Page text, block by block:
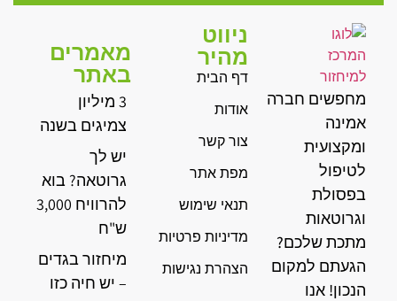
מחפשים חברה
אמינה
ומקצועית
לטיפול
בפסולת
וגרוטאות
מתכת שלכם?
הגעתם למקום
הנכון! אנו
ניווט
מהיר
דף הבית
אודות
צור קשר
מפת אתר
תנאי שימוש
מדיניות פרטיות
הצהרת נגישות
מאמרים
באתר
3 מיליון
צמיגים בשנה
יש לך
גרוטאה? בוא
להרוויח 3,000
ש"ח
מיחזור בגדים
– יש חיה כזו